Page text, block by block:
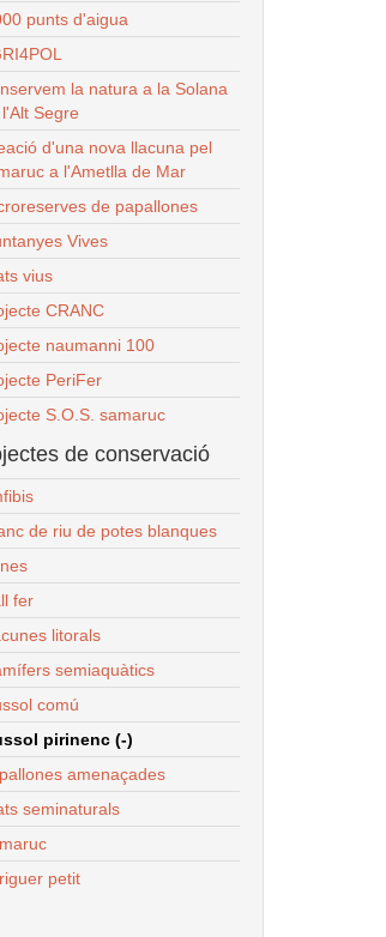
punts d'aigua
la natura a la Solana
Segre
d'una nova llacuna pel
a l'Ametlla de Mar
de papallones
Vives
vius
CRANC
naumanni 100
PeriFer
S.O.S. samaruc
de conservació
de riu de potes blanques
fer
litorals
semiaquàtics
comú
pirinenc (-)
amenaçades
seminaturals
petit